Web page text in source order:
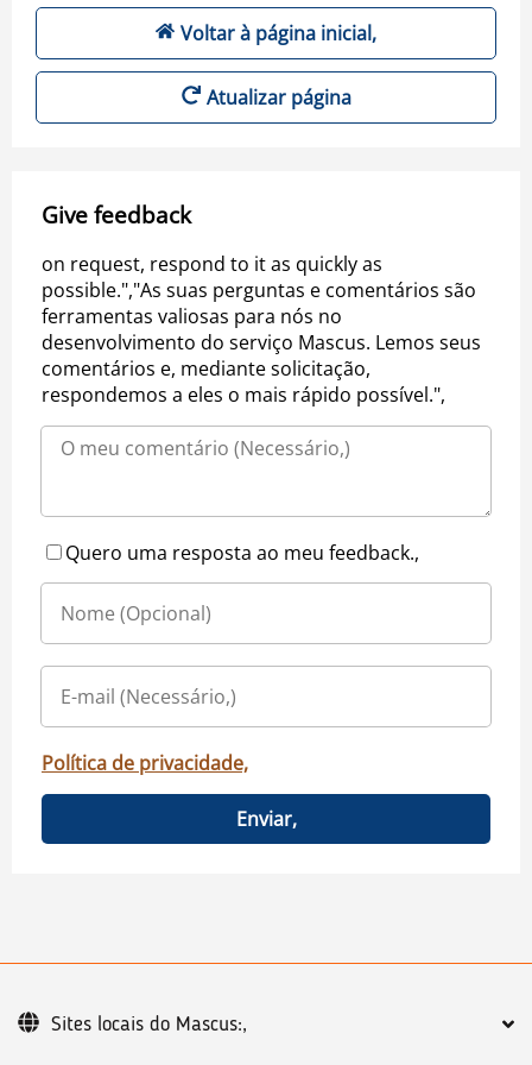
Voltar à página inicial,
Atualizar página
Give feedback
on request, respond to it as quickly as
possible.","As suas perguntas e comentários são
ferramentas valiosas para nós no
desenvolvimento do serviço Mascus. Lemos seus
comentários e, mediante solicitação,
respondemos a eles o mais rápido possível.",
Quero uma resposta ao meu feedback.,
Política de privacidade,
Enviar,
Sites locais do Mascus:,